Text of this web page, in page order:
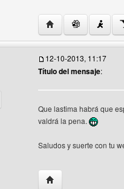
Visitar sitio web del
del usuario
12-10-2013, 11:17
Título del mensaje:
Que lastima habrá que
valdrá la pena.
Saludos y suerte con tu
Visitar sitio web del